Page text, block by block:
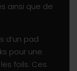
ainsi que de
d’un pad
pour une
foils. Ces